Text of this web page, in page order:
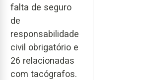
falta de seguro
de
responsabilidade
civil obrigatório e
26 relacionadas
com tacógrafos.